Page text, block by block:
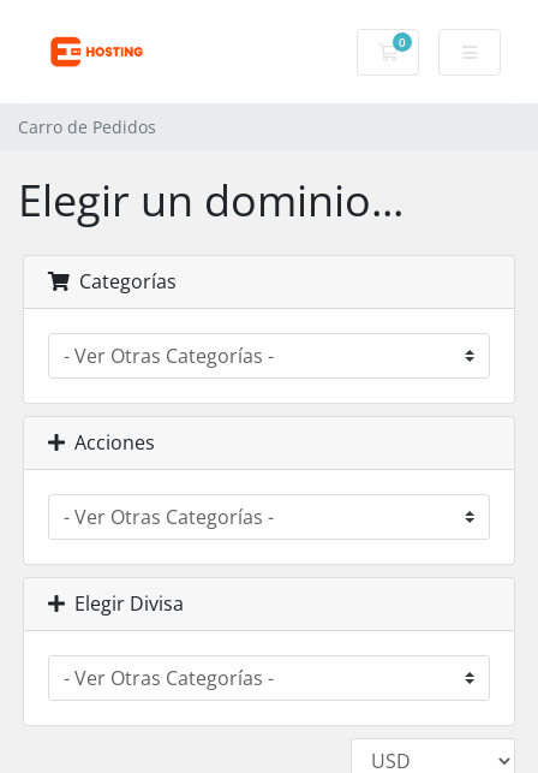
0
Carro de Pedidos
Carro de Pedidos
Elegir un dominio...
Categorías
Acciones
Elegir Divisa